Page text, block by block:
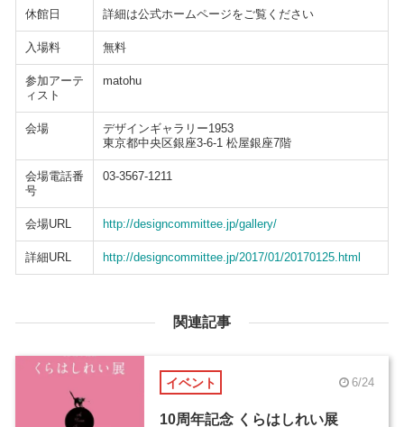
休館日 詳細は公式ホームページをご覧ください
入場料 無料
参加アーテ
ィスト
matohu
会場
デザインギャラリー1953
東京都中央区銀座3-6-1 松屋銀座7階
会場電話番
号
03-3567-1211
会場URL http://designcommittee.jp/gallery/
詳細URL http://designcommittee.jp/2017/01/20170125.html
関連記事
イベント 6/24
10周年記念 くらはしれい展